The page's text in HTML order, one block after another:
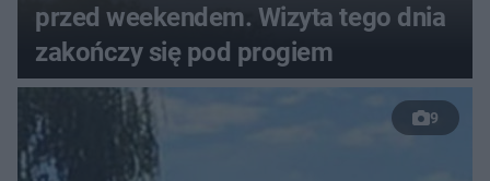
przed weekendem. Wizyta tego dnia
zakończy się pod progiem
9